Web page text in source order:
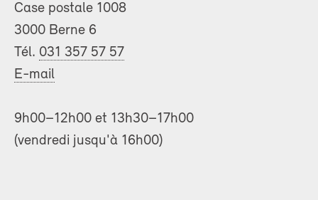
Case postale 1008
3000 Berne 6
Tél. 031 357 57 57
E-mail
9h00–12h00 et 13h30–17h00
(vendredi jusqu'à 16h00)